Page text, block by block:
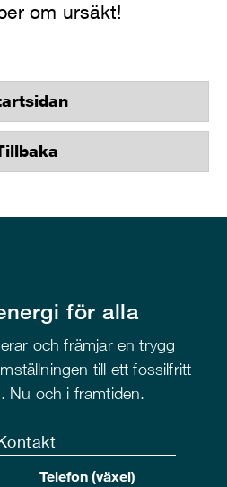
om ursäkt!
för alla
och främjar en trygg
till ett fossilfritt
Nu och i framtiden.
Telefon (växel)